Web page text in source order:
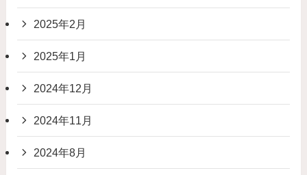
2025年2月
2025年1月
2024年12月
2024年11月
2024年8月